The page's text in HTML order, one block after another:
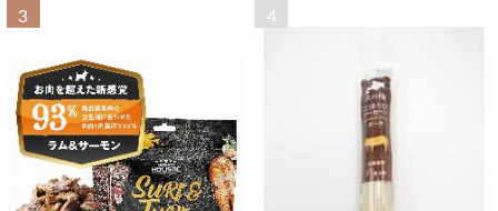
3 4